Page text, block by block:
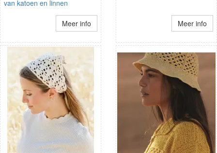
van katoen en linnen
Meer info Meer info